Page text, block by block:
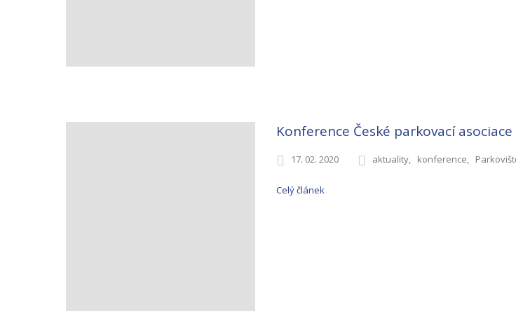
Konference České parkovací
17. 02. 2020 aktuality konference
Celý článek